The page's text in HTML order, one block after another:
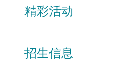
精彩活动
招生信息